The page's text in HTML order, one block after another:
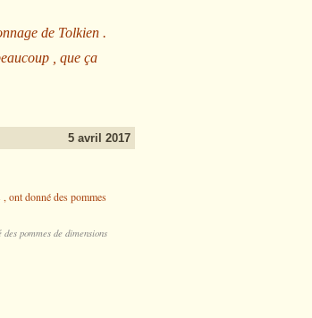
de Tolkien .
, que ça
5 avril 2017
pommes de dimensions